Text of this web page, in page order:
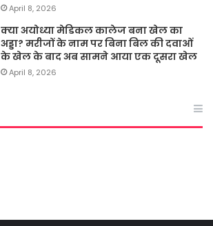
April 8, 2026
क्या अयोध्या मेडिकल कालेज बना खेल का
अड्डा? मरीजों के नाम पर बिना बिल की दवाओं
के खेल के बाद अब सामने आया एक दूसरा खेल
April 8, 2026